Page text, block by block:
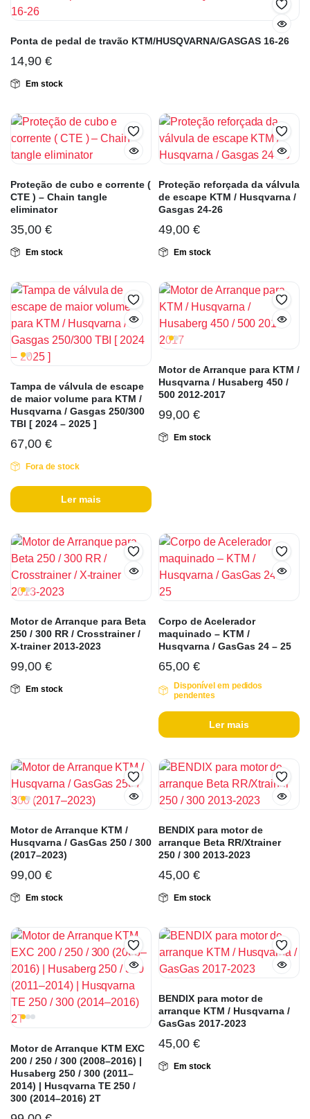
Ponta de pedal de travão KTM/HUSQVARNA/GASGAS 16-26
14,90 €
Em stock
Proteção de cubo e corrente (
CTE ) – Chain tangle
eliminator
35,00 €
Em stock
Proteção reforçada da válvula
de escape KTM / Husqvarna /
Gasgas 24-26
49,00 €
Em stock
Tampa de válvula de escape
de maior volume para KTM /
Husqvarna / Gasgas 250/300
TBI [ 2024 – 2025 ]
67,00 €
Fora de stock
Ler mais
Motor de Arranque para KTM /
Husqvarna / Husaberg 450 /
500 2012-2017
99,00 €
Em stock
Motor de Arranque para Beta
250 / 300 RR / Crosstrainer /
X-trainer 2013-2023
99,00 €
Em stock
Corpo de Acelerador
maquinado – KTM /
Husqvarna / GasGas 24 – 25
65,00 €
Disponível em pedidos
pendentes
Ler mais
Motor de Arranque KTM /
Husqvarna / GasGas 250 / 300
(2017–2023)
99,00 €
Em stock
BENDIX para motor de
arranque Beta RR/Xtrainer
250 / 300 2013-2023
45,00 €
Em stock
Motor de Arranque KTM EXC
200 / 250 / 300 (2008–2016) |
Husaberg 250 / 300 (2011–
2014) | Husqvarna TE 250 /
300 (2014–2016) 2T
BENDIX para motor de
arranque KTM / Husqvarna /
GasGas 2017-2023
45,00 €
Em stock